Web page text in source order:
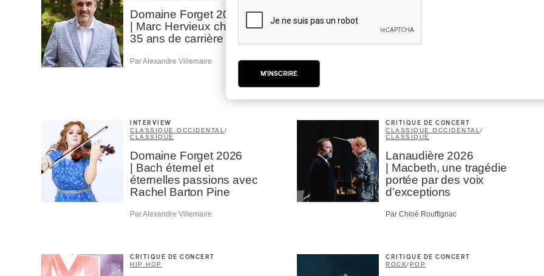
Domaine Forget 2026
| Marc Hervieux chante
35 ans de carrière
Par Alexandre Villemaire
Rei: décoloniser par le
rap maori, procurer du
INTERVIEW
CLASSIQUE OCCIDENTAL /
CLASSIQUE
Domaine Forget 2026
| Bach éternel et
éternelles passions avec
Rachel Barton Pine
Par Alexandre Villemaire
CRITIQUE DE CONCERT
CLASSIQUE OCCIDENTAL /
CLASSIQUE
Lanaudière 2026
| Macbeth, une tragédie
portée par des voix
d’exceptions
Par Chloé Rouffignac
CRITIQUE DE CONCERT
HIP HOP
CRITIQUE DE CONCERT
ROCK/POP
M'INSCRIRE